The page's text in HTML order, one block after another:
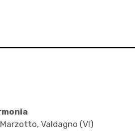
Valdagno (VI)